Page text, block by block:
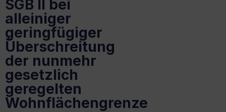
SGB II bei
alleiniger
geringfügiger
Überschreitung
der nunmehr
gesetzlich
geregelten
Wohnflächengrenze